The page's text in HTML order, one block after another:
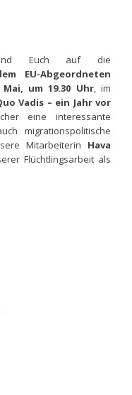
Euch auf die
EU-Abgeordneten
um 19.30 Uhr, im
Vadis – ein Jahr vor
eine interessante
migrationspolitische
Mitarbeiterin Hava
Flüchtlingsarbeit als